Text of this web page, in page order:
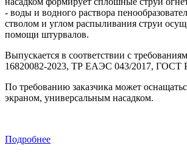
- воды и водного раствора
стволом и углом распыливания струи
помощи штурвалов.
Выпускается в соответствии с
16820082-2023, ТР ЕАЭС 043/2017, ГОСТ
По требованию заказчика может
экраном, универсальным насадком.
Подробнее